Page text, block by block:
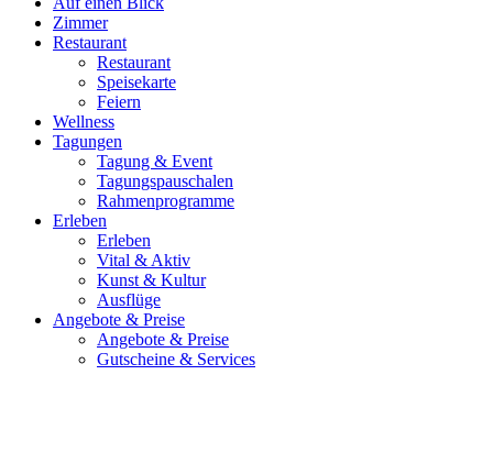
Zimmer
Restaurant
Restaurant
Speisekarte
Feiern
Wellness
Tagungen
Tagung & Event
Tagungspauschalen
Rahmenprogramme
Erleben
Erleben
Vital & Aktiv
Kunst & Kultur
Ausflüge
Angebote & Preise
Angebote & Preise
Gutscheine & Services